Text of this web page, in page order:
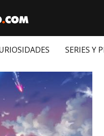
SERIES Y